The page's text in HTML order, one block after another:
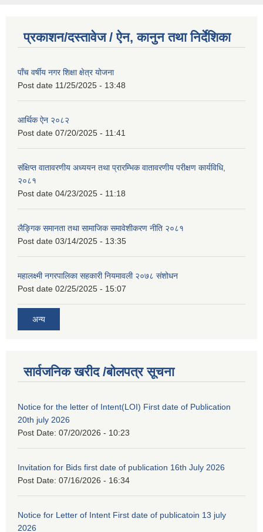
प्रकाशन/दस्तावेज / ऐन, कानुन तथा निर्देशिका
पाँच वर्षीय नगर शिक्षा क्षेत्र योजना
Post date 11/25/2025 - 13:48
आर्थिक ऐन २०८२
Post date 07/20/2025 - 11:41
संक्षिप्त वातावरणीय अध्ययन तथा प्रारम्भिक वातावरणीय परीक्षण कार्यविधि,
२०८१
Post date 04/23/2025 - 11:18
लैङ्गिक समानता तथा सामाजिक समावेशीकरण नीति २०८१
Post date 03/14/2025 - 13:35
महालक्ष्मी नगरपालिका सहकारी नियमावली २०७८ संशोधन
Post date 02/25/2025 - 15:07
अन्य
सार्वजनिक खरीद /बोलपत्र सूचना
Notice for the letter of Intent(LOI) First date of Publication
20th july 2026
Post Date: 07/20/2026 - 10:23
Invitation for Bids first date of publication 16th July 2026
Post Date: 07/16/2026 - 16:34
Notice for Letter of Intent First date of publicatoin 13 july
2026